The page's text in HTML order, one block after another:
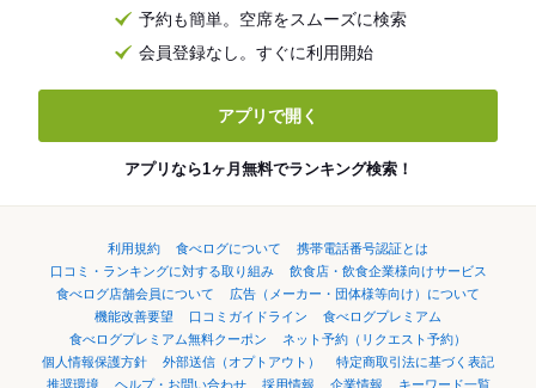
予約も簡単。空席をスムーズに検索
会員登録なし。すぐに利用開始
アプリで開く
アプリなら1ヶ月無料でランキング検索！
利用規約 食べログについて
携帯電話番号認証とは
口コミ・ランキングに対する取り組み
飲食店・飲食企業様向けサービス
食べログ店舗会員について
広告（メーカー・団体様等向け）について
機能改善要望
口コミガイドライン
食べログプレミアム
食べログプレミアム無料クーポン
ネット予約（リクエスト予約）
個人情報保護方針
外部送信（オプトアウト）
特定商取引法に基づく表記
推奨環境
ヘルプ・お問い合わせ 採用情報 企業情報 キーワード一覧